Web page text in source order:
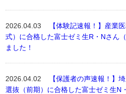
2026.04.03
【体験記速報！】産業
式）に合格した富士ゼミ生R・Nさん
ました！
2026.04.02
【保護者の声速報！】
選抜（前期）に合格した富士ゼミ生N